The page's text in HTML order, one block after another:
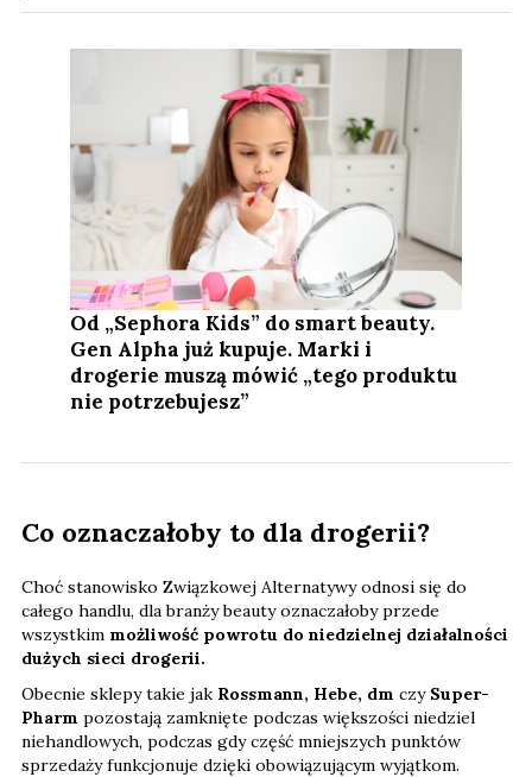
Od „Sephora Kids” do smart beauty.
Gen Alpha już kupuje. Marki i
drogerie muszą mówić „tego produktu
nie potrzebujesz”
Co oznaczałoby to dla drogerii?
Choć stanowisko Związkowej Alternatywy odnosi się do
całego handlu, dla branży beauty oznaczałoby przede
wszystkim możliwość powrotu do niedzielnej działalności
dużych sieci drogerii.
Obecnie sklepy takie jak Rossmann, Hebe, dm czy Super-
Pharm pozostają zamknięte podczas większości niedziel
niehandlowych, podczas gdy część mniejszych punktów
sprzedaży funkcjonuje dzięki obowiązującym wyjątkom.